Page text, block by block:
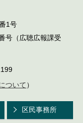
1号
号（広聴広報課受
ついて ）
区民事務所